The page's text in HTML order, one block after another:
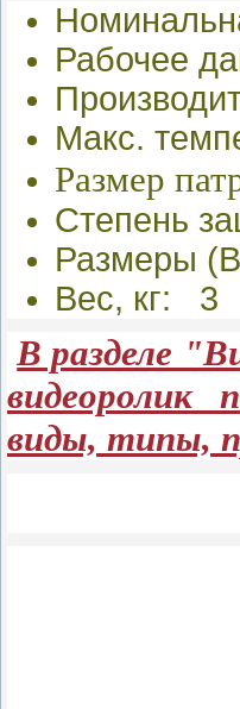
Рабочее
Макс.
Размер
Степень
Размеры
Вес, кг: 3
В разделе
видеоролик
виды, типы,